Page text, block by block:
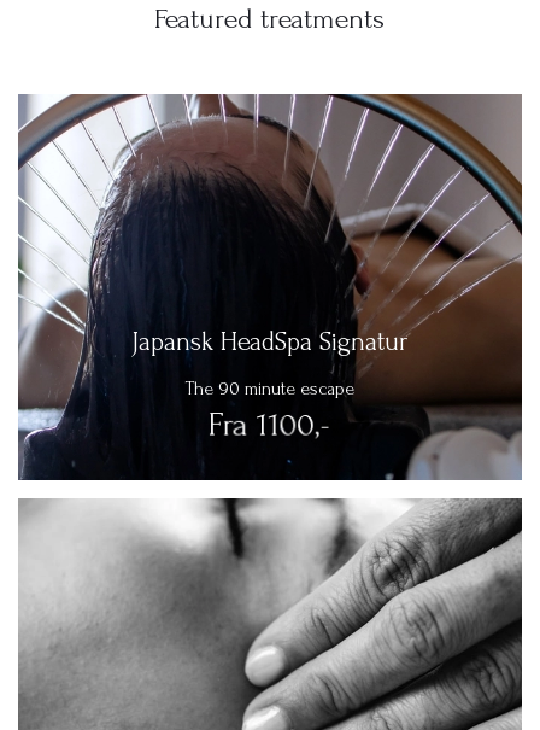
Featured treatments
Japansk HeadSpa Signatur
The 90 minute escape
Fra 1100,-